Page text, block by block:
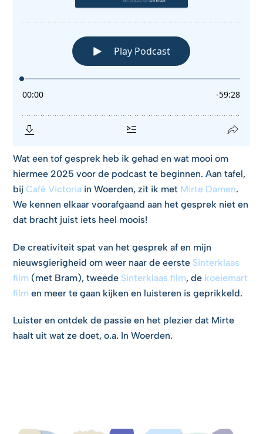
Wat een tof gesprek heb ik gehad en wat mooi om
hiermee 2025 voor de podcast te beginnen. Aan tafel,
bijCafé Victoria in Woerden, zit ik met Mirte Damen.
We kennen elkaar voorafgaand aan het gesprek niet en
dat bracht juist iets heel moois!
De creativiteit spat van het gesprek af en mijn
nieuwsgierigheid om weer naar de eerste Sinterklaas
film (met Bram), tweede Sinterklaas film, de koeiemart
film en meer te gaan kijken en luisteren is geprikkeld.
Luister en ontdek de passie en het plezier dat Mirte
haalt uit wat ze doet, o.a. In Woerden.